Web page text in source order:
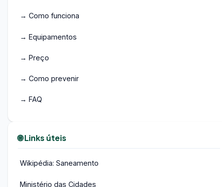
→ Como funciona
→ Equipamentos
→ Preço
→ Como prevenir
→ FAQ
🌐 Links úteis
Wikipédia: Saneamento
Ministério das Cidades